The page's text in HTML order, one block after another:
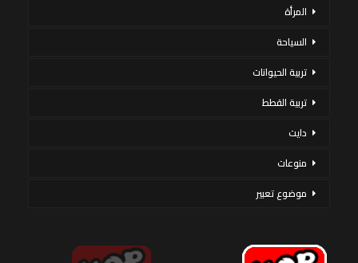
المرأة
السياحة
تربية الحيوانات
تربية القطط
دايت
منوعات
موضوع تعبير